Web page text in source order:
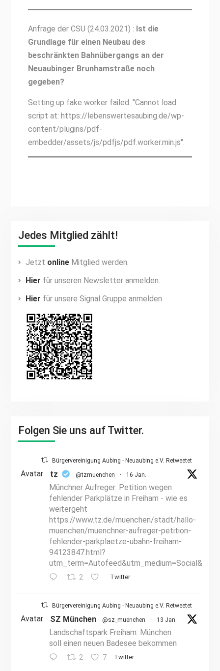
Anfrage der CSU (24.03.2021) : Ist die
Grundlage für einen Neubau des
beschränkten Bahnübergangs an der
Neuaubinger Brunhamstraße noch
gegeben?
Setting up fake worker failed: "Cannot load
script at: https://lebenswertesaubing.de/wp-
content/plugins/pdf-
embedder/assets/js/pdfjs/pdf.worker.min.js".
Jedes Mitglied zählt!
Jetzt onlineMitglied werden.
Hier für unseren Newsletter anmelden.
Hier für unsere Signal Gruppe anmelden
Folgen Sie uns auf Twitter.
Bürgervereinigung Aubing - Neuaubing e.V. Retweetet
Avatar tz @tzmuenchen · 16 Jan.
Münchner Aufreger: Petition wegen
fehlender Parkplätze in Freiham - wie es
weitergeht
https://www.tz.de/muenchen/stadt/hallo-
muenchen/muenchner-aufreger-petition-
fehlender-parkplaetze-ubahn-freiham-
94123847.html?
2 Twitter
Bürgervereinigung Aubing - Neuaubing e.V. Retweetet
Avatar SZ München @sz_muenchen · 13 Jan.
Landschaftspark Freiham: München
soll einen neuen Badesee bekommen
2 7 Twitter